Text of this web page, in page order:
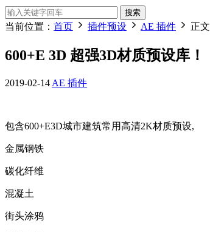
搜索
当前位置： 首页 插件预设 AE 插件 正文
600+E 3D 超强3D材质预设库！
2019-02-14 AE 插件
包含600+E3D城市建筑常用高清2K材质预设,
金属钢铁
碳化纤维
混凝土
街头涂鸦